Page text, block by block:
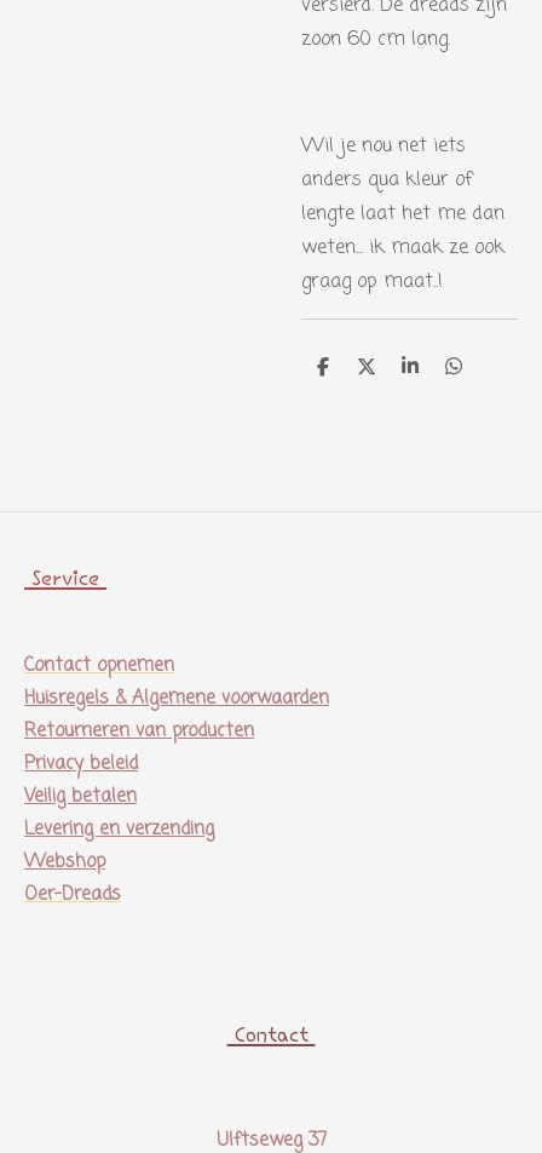
versierd. De dreads zijn
zoon 60 cm lang.
Wil je nou net iets
anders qua kleur of
lengte laat het me dan
weten... ik maak ze ook
graag op maat..!
D D S D
Service
Contact opnemen
Huisregels & Algemene voorwaarden
Retourneren van producten
Privacy beleid
Veilig betalen
Levering en verzending
Webshop
Oer-Dreads
Contact
Ulftseweg 37